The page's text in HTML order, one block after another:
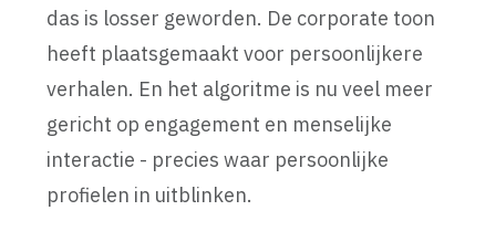
das is losser geworden. De corporate toon
heeft plaatsgemaakt voor persoonlijkere
verhalen. En het algoritme is nu veel meer
gericht op engagement en menselijke
interactie - precies waar persoonlijke
profielen in uitblinken.